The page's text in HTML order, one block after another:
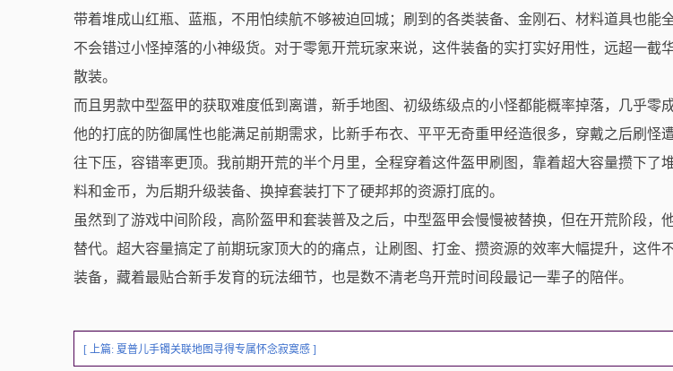
带着堆成山红瓶、蓝瓶，不用怕续航不够被迫回城；刷到的各类装备、金刚石、材料道具也能
不会错过小怪掉落的小神级货。对于零氪开荒玩家来说，这件装备的实打实好用性，远超一截
散装。
而且男款中型盔甲的获取难度低到离谱，新手地图、初级练级点的小怪都能概率掉落，几乎零
他的打底的防御属性也能满足前期需求，比新手布衣、平平无奇重甲经造很多，穿戴之后刷怪
往下压，容错率更顶。我前期开荒的半个月里，全程穿着这件盔甲刷图，靠着超大容量攒下了
料和金币，为后期升级装备、换掉套装打下了硬邦邦的资源打底的。
虽然到了游戏中间阶段，高阶盔甲和套装普及之后，中型盔甲会慢慢被替换，但在开荒阶段，
替代。超大容量搞定了前期玩家顶大的的痛点，让刷图、打金、攒资源的效率大幅提升，这件
装备，藏着最贴合新手发育的玩法细节，也是数不清老鸟开荒时间段最记一辈子的陪伴。
[ 上篇: 夏普儿手镯关联地图寻得专属怀念寂寞感 ]